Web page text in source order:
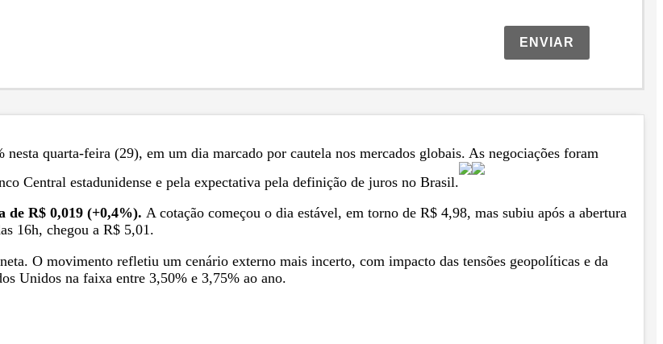
ENVIAR
quarta-feira (29), em um dia marcado por cautela nos mercados globais. As negociações foram
Central estadunidense e pela expectativa pela definição de juros no Brasil.
de R$ 0,019 (+0,4%). A cotação começou o dia estável, em torno de R$ 4,98, mas subiu após a abertura
16h, chegou a R$ 5,01.
O movimento refletiu um cenário externo mais incerto, com impacto das tensões geopolíticas e da
Unidos na faixa entre 3,50% e 3,75% ao ano.